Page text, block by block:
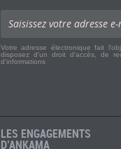
Votre adresse électronique fait
disposez d'un droit d'accès, de
d'informations
LES ENGAGEMENTS
D’ANKAMA